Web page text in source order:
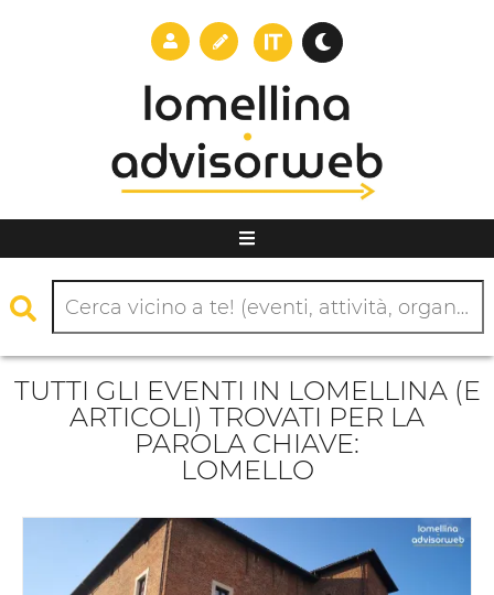
TUTTI GLI EVENTI IN LOMELLINA (E
ARTICOLI) TROVATI PER LA
PAROLA CHIAVE:
LOMELLO